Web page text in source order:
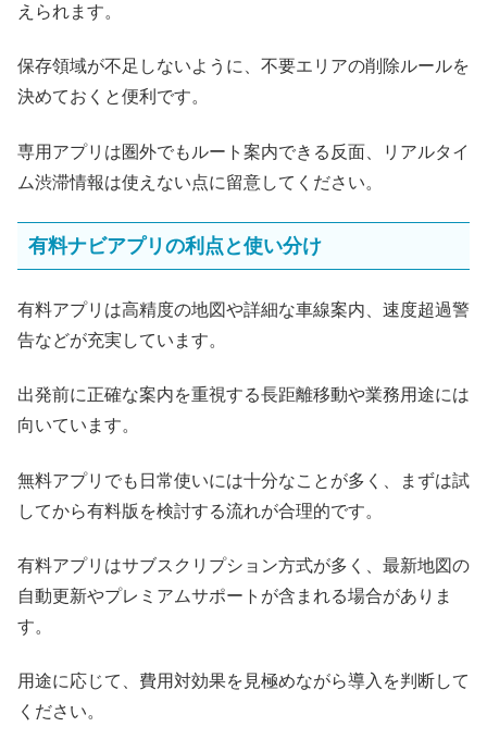
えられます。
保存領域が不足しないように、不要エリアの削除ルールを
決めておくと便利です。
専用アプリは圏外でもルート案内できる反面、リアルタイ
ム渋滞情報は使えない点に留意してください。
有料ナビアプリの利点と使い分け
有料アプリは高精度の地図や詳細な車線案内、速度超過警
告などが充実しています。
出発前に正確な案内を重視する長距離移動や業務用途には
向いています。
無料アプリでも日常使いには十分なことが多く、まずは試
してから有料版を検討する流れが合理的です。
有料アプリはサブスクリプション方式が多く、最新地図の
自動更新やプレミアムサポートが含まれる場合がありま
す。
用途に応じて、費用対効果を見極めながら導入を判断して
ください。